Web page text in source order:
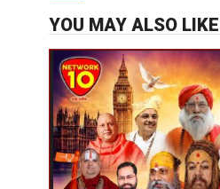
YOU MAY ALSO LIKE